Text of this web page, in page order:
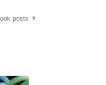
posts ▼